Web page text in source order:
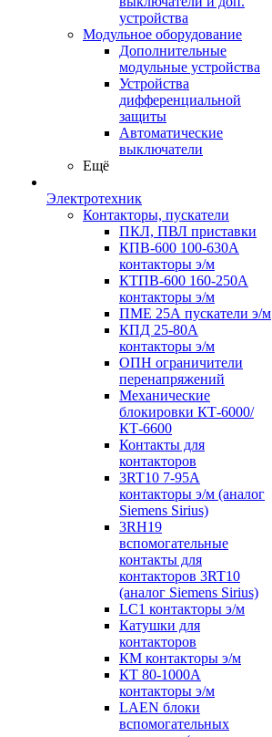
устройства
Модульное оборудование
Дополнительные
модульные устройства
Устройства
дифференциальной
защиты
Автоматические
выключатели
Ещё
Электротехник
Контакторы, пускатели
ПКЛ, ПВЛ приставки
КПВ-600 100-630А
контакторы э/м
КТПВ-600 160-250А
контакторы э/м
ПМЕ 25А пускатели э/м
КПД 25-80А
контакторы э/м
ОПН ограничители
перенапряжений
Механические
блокировки КТ-6000/
КТ-6600
Контакты для
контакторов
3RT10 7-95А
контакторы э/м (аналог
Siemens Sirius)
3RH19
вспомогательные
контакты для
контакторов 3RT10
(аналог Siemens Sirius)
LC1 контакторы э/м
Катушки для
контакторов
КМ контакторы э/м
КТ 80-1000А
контакторы э/м
LAEN блоки
вспомогательных